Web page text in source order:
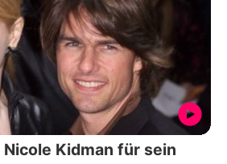
Kidman für sein